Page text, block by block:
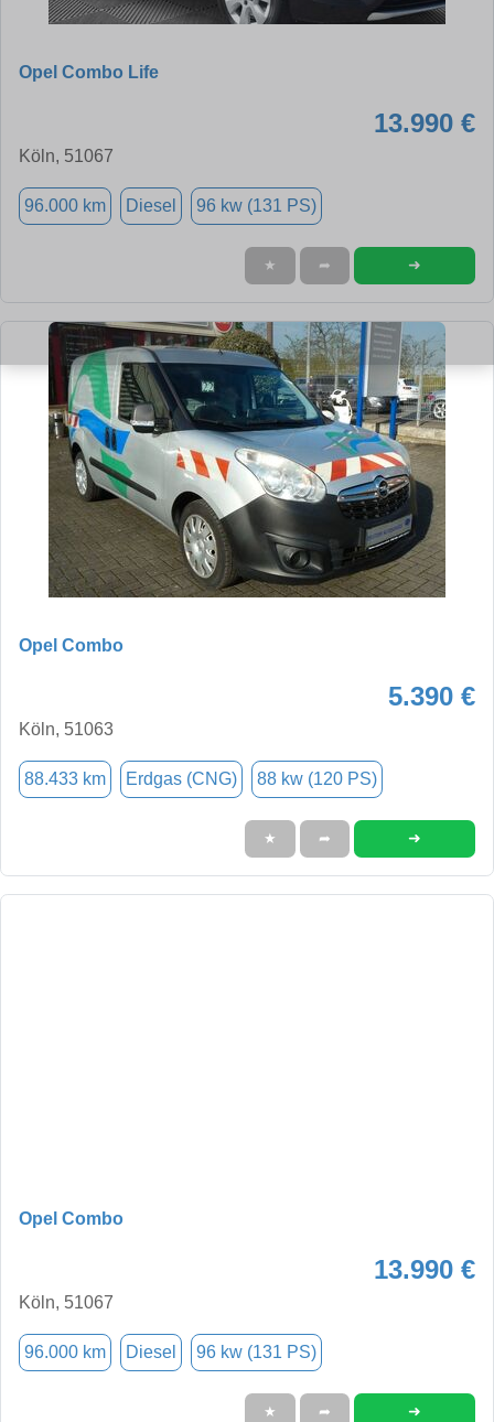
Opel Combo Life
13.990 €
Köln, 51067
96.000 km Diesel 96 kw (131 PS)
★ ➦ ➜
Opel Combo
5.390 €
Köln, 51063
88.433 km Erdgas (CNG) 88 kw (120 PS)
★ ➦ ➜
Opel Combo
13.990 €
Köln, 51067
96.000 km Diesel 96 kw (131 PS)
★ ➦ ➜